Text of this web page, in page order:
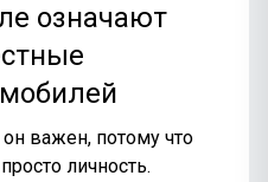
означают
важен, потому что
личность.